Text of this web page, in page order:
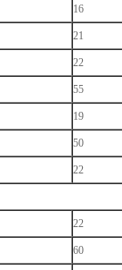
16
21
22
55
19
50
22
22
60